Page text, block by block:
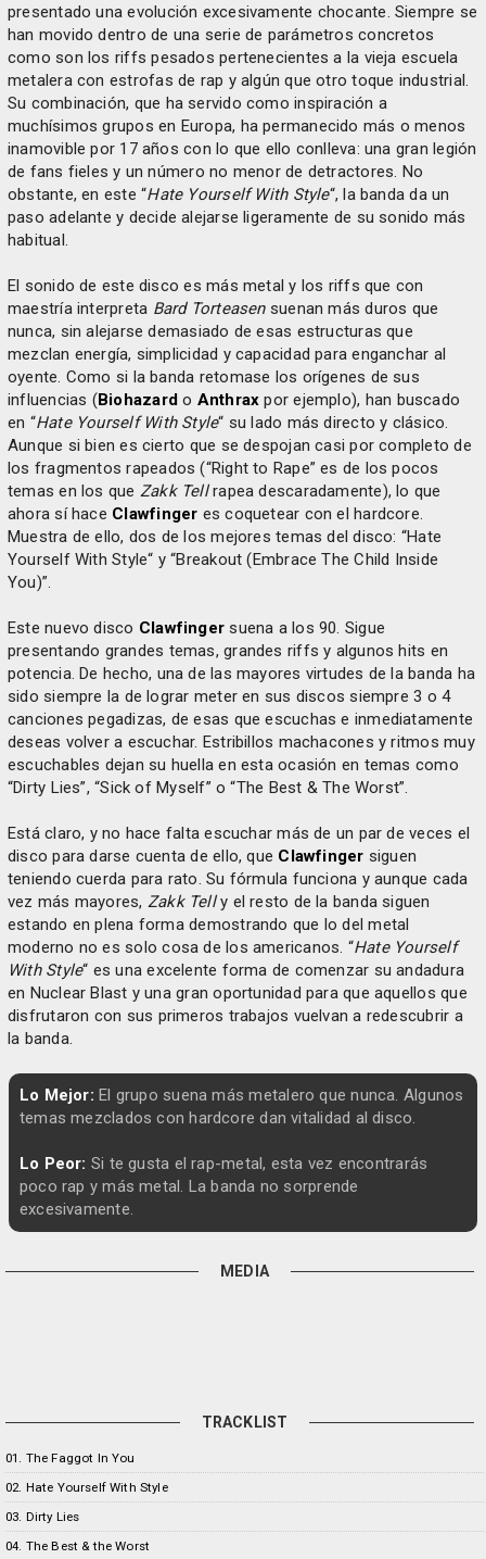
presentado una evolución excesivamente chocante. Siempre se
han movido dentro de una serie de parámetros concretos
como son los riffs pesados pertenecientes a la vieja escuela
metalera con estrofas de rap y algún que otro toque industrial.
Su combinación, que ha servido como inspiración a
muchísimos grupos en Europa, ha permanecido más o menos
inamovible por 17 años con lo que ello conlleva: una gran legión
de fans fieles y un número no menor de detractores. No
obstante, en este “Hate Yourself With Style“, la banda da un
paso adelante y decide alejarse ligeramente de su sonido más
habitual.
El sonido de este disco es más metal y los riffs que con
maestría interpreta Bard Torteasensuenan más duros que
nunca, sin alejarse demasiado de esas estructuras que
mezclan energía, simplicidad y capacidad para enganchar al
oyente. Como si la banda retomase los orígenes de sus
influencias (Biohazardo Anthrax por ejemplo), han buscado
en “Hate Yourself With Style“ su lado más directo y clásico.
Aunque si bien es cierto que se despojan casi por completo de
los fragmentos rapeados (“Right to Rape” es de los pocos
temas en los que Zakk Tellrapea descaradamente), lo que
ahora sí hace Clawfinger es coquetear con el hardcore.
Muestra de ello, dos de los mejores temas del disco: “Hate
Yourself With Style“ y “Breakout (Embrace The Child Inside
You)”.
Este nuevo disco Clawfinger suena a los 90. Sigue
presentando grandes temas, grandes riffs y algunos hits en
potencia. De hecho, una de las mayores virtudes de la banda ha
sido siempre la de lograr meter en sus discos siempre 3 o 4
canciones pegadizas, de esas que escuchas e inmediatamente
deseas volver a escuchar. Estribillos machacones y ritmos muy
escuchables dejan su huella en esta ocasión en temas como
“Dirty Lies”, “Sick of Myself” o “The Best & The Worst”.
Está claro, y no hace falta escuchar más de un par de veces el
disco para darse cuenta de ello, que Clawfinger siguen
teniendo cuerda para rato. Su fórmula funciona y aunque cada
vez más mayores, Zakk Telly el resto de la banda siguen
estando en plena forma demostrando que lo del metal
moderno no es solo cosa de los americanos. “Hate Yourself
With Style“ es una excelente forma de comenzar su andadura
en Nuclear Blast y una gran oportunidad para que aquellos que
disfrutaron con sus primeros trabajos vuelvan a redescubrir a
la banda.
Lo Mejor: El grupo suena más metalero que nunca. Algunos
temas mezclados con hardcore dan vitalidad al disco.
Lo Peor: Si te gusta el rap-metal, esta vez encontrarás
poco rap y más metal. La banda no sorprende
excesivamente.
MEDIA
TRACKLIST
01. The Faggot In You
02. Hate Yourself With Style
03. Dirty Lies
04. The Best & the Worst